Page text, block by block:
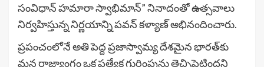
సంవిధాన్ హమారా స్వాభిమాన్” నినాదంతో ఉత్సవాలు
నిర్వహిస్తున్న నిర్ణయాన్ని పవన్ కళ్యాణ్ అభినందించారు.
ప్రపంచంలోనే అతి పెద్ద ప్రజాస్వామ్య దేశమైన భారత్‌కు
మన రాజ్యాంగం ఒక ప్రత్యేక గుర్తింపును తెచ్చిపెట్టిందని